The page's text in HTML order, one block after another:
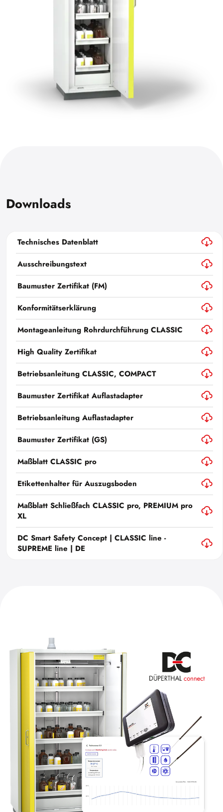
Downloads
Technisches Datenblatt
Ausschreibungstext
Baumuster Zertifikat (FM)
Konformitätserklärung
Montageanleitung Rohrdurchführung CLASSIC
High Quality Zertifikat
Betriebsanleitung CLASSIC, COMPACT
Baumuster Zertifikat Auflastadapter
Betriebsanleitung Auflastadapter
Baumuster Zertifikat (GS)
Maßblatt CLASSIC pro
Etikettenhalter für Auszugsboden
Maßblatt Schließfach CLASSIC pro, PREMIUM pro
XL
DC Smart Safety Concept | CLASSIC line -
SUPREME line | DE